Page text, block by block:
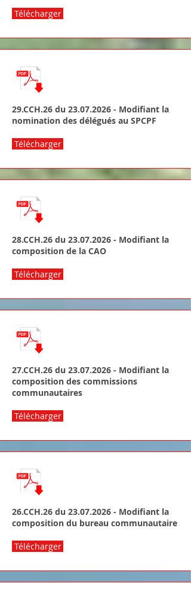
Télécharger
29.CCH.26 du 23.07.2026 - Modifiant la
nomination des délégués au SPCPF
Télécharger
28.CCH.26 du 23.07.2026 - Modifiant la
composition de la CAO
Télécharger
27.CCH.26 du 23.07.2026 - Modifiant la
composition des commissions
communautaires
Télécharger
26.CCH.26 du 23.07.2026 - Modifiant la
composition du bureau communautaire
Télécharger